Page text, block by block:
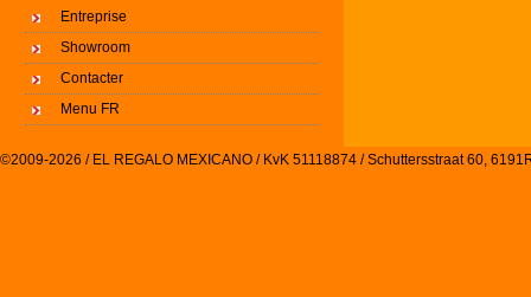
Entreprise
Showroom
Contacter
Menu FR
©2009-2026 / EL REGALO MEXICANO / KvK 51118874 / Schuttersstraat 60,